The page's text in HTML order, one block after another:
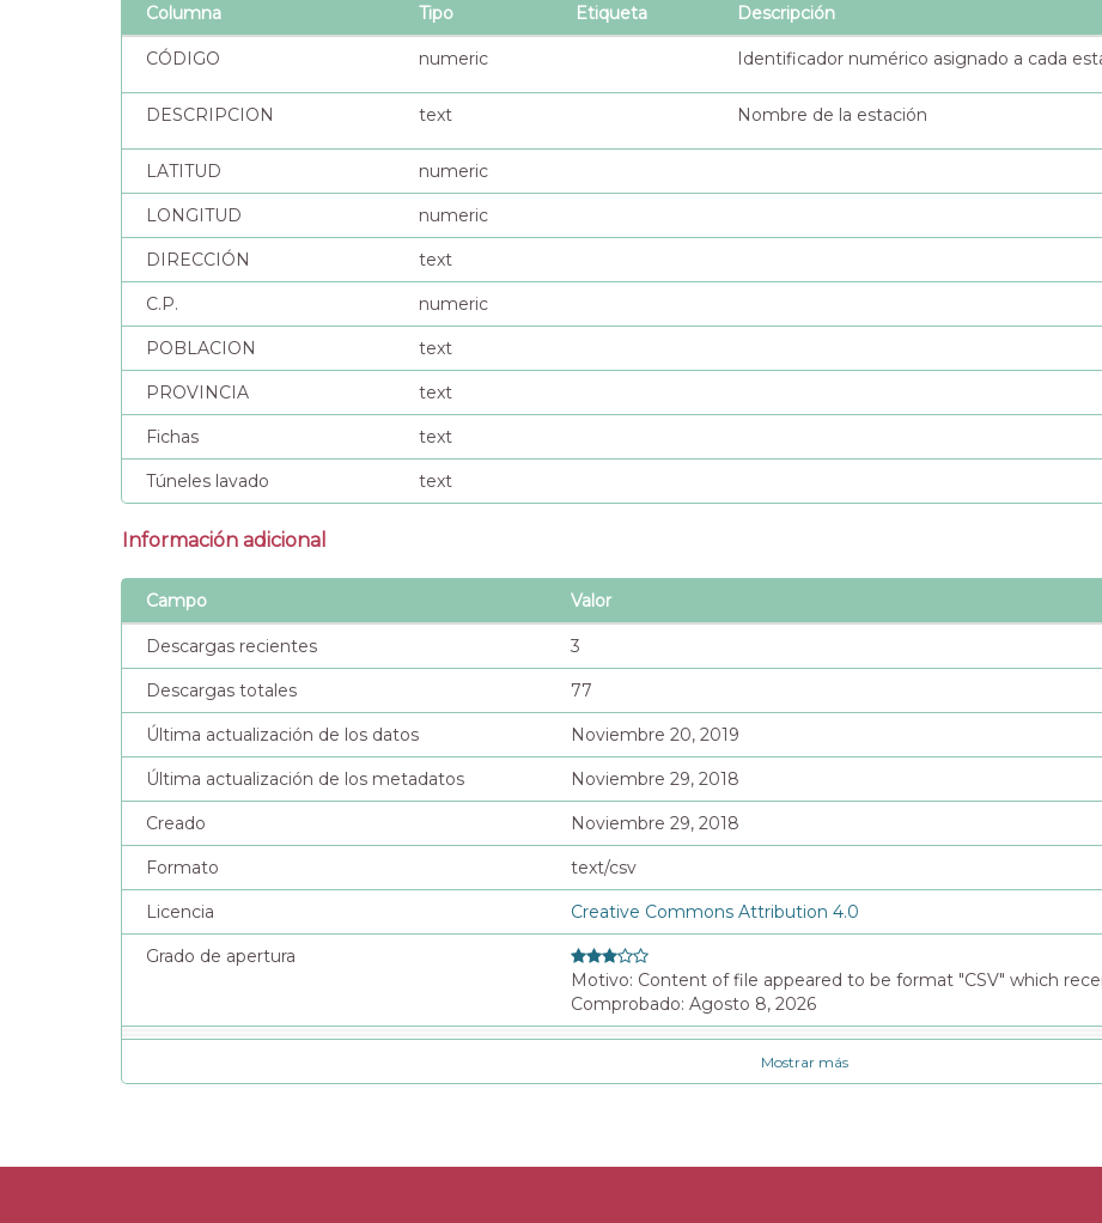
Columna Tipo Etiqueta Descripción
CÓDIGO numeric Identificador numérico asignado a cada
DESCRIPCION text Nombre de la estación
LATITUD numeric
LONGITUD numeric
DIRECCIÓN text
C.P. numeric
POBLACION text
PROVINCIA text
Fichas text
Túneles lavado text
Información adicional
Campo Valor
Descargas recientes 3
Descargas totales 77
Última actualización de los datos Noviembre 20, 2019
Última actualización de los metadatos Noviembre 29, 2018
Creado Noviembre 29, 2018
Formato text/csv
Licencia Creative Commons Attribution 4.0
Grado de apertura
Motivo: Content of file appeared to be format "CSV" which
Comprobado: Agosto 8, 2026
Mostrar más